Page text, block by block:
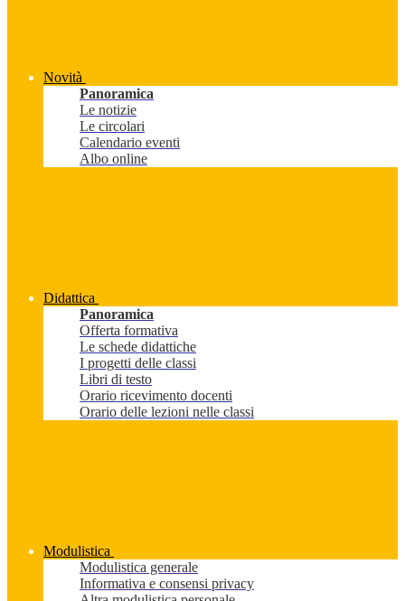
Novità
Panoramica
Le notizie
Le circolari
Calendario eventi
Albo online
Didattica
Panoramica
Offerta formativa
Le schede didattiche
I progetti delle classi
Libri di testo
Orario ricevimento docenti
Orario delle lezioni nelle classi
Modulistica
Modulistica generale
Informativa e consensi privacy